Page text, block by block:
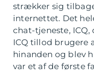
strækker sig
internettet. Det
chat-tjeneste, ICQ,
ICQ tillod brugere
hinanden og blev
var et af de første